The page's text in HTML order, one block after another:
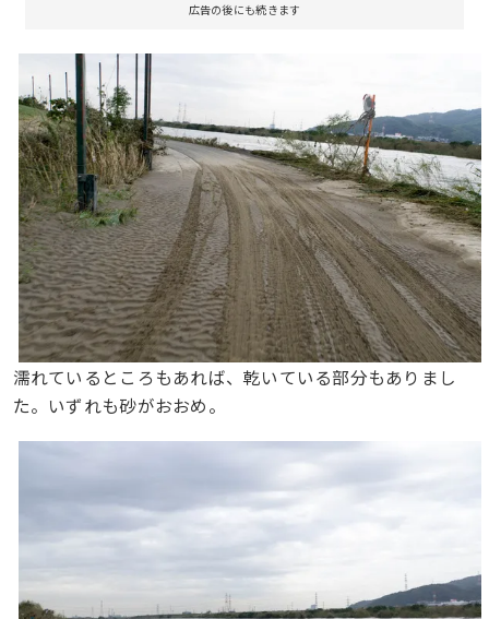
広告の後にも続きます
濡れているところもあれば、乾いている部分もありまし
た。いずれも砂がおおめ。